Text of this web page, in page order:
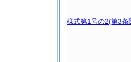
様式第1号の2(第3条